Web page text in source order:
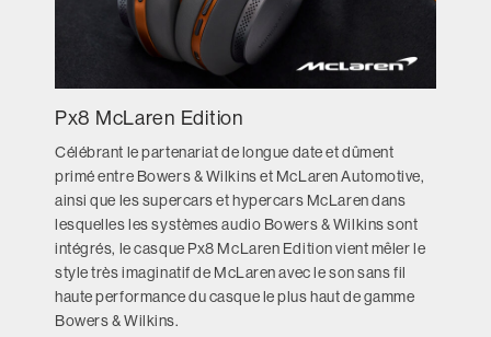
Px8 McLaren Edition
Célébrant le partenariat de longue date et dûment
primé entre Bowers & Wilkins et McLaren Automotive,
ainsi que les supercars et hypercars McLaren dans
lesquelles les systèmes audio Bowers & Wilkins sont
intégrés, le casque Px8 McLaren Edition vient mêler le
style très imaginatif de McLaren avec le son sans fil
haute performance du casque le plus haut de gamme
Bowers & Wilkins.